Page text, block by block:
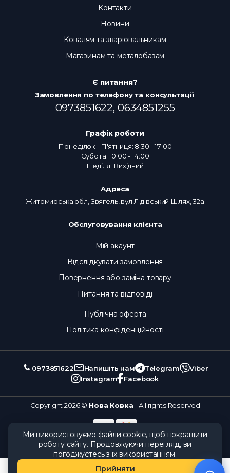
Контакти
Новини
Ковалям та зварювальникам
Магазинам та металобазам
Є питання?
Замовлення по телефону та консультації
0973851622, 0634851255
Графік роботи
Понеділок - П'ятниця: 8:30 - 17:00
Субота: 10:00 - 14:00
Неділя: Вихідний
Адреса
Житомирська обл, Звягель, вул.Лідівський Шлях, 32а
Обслуговування клієнта
Мій акаунт
Відслідкувати замовлення
Повернення або заміна товару
Питання та відповіді
Публічна оферта
Політика конфіденційності
0973851622 Напишіть нам Telegram
Viber
Instagram
Facebook
Copyright 2026 © Нова Ковка- All rights Reserved
Ми використовуємо файли cookie, щоб покращити
роботу сайту. Продовжуючи перегляд, ви
погоджуєтесь з їх використанням.
Прийняти